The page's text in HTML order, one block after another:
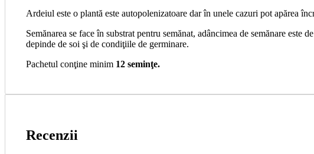
Ardeiul este o plantă este autopolenizatoare dar în unele cazuri pot apărea
Semănarea se face în substrat pentru semănat, adâncimea de semănare
depinde de soi şi de condiţiile de germinare.
Pachetul conţine minim 12 seminţe.
Recenzii